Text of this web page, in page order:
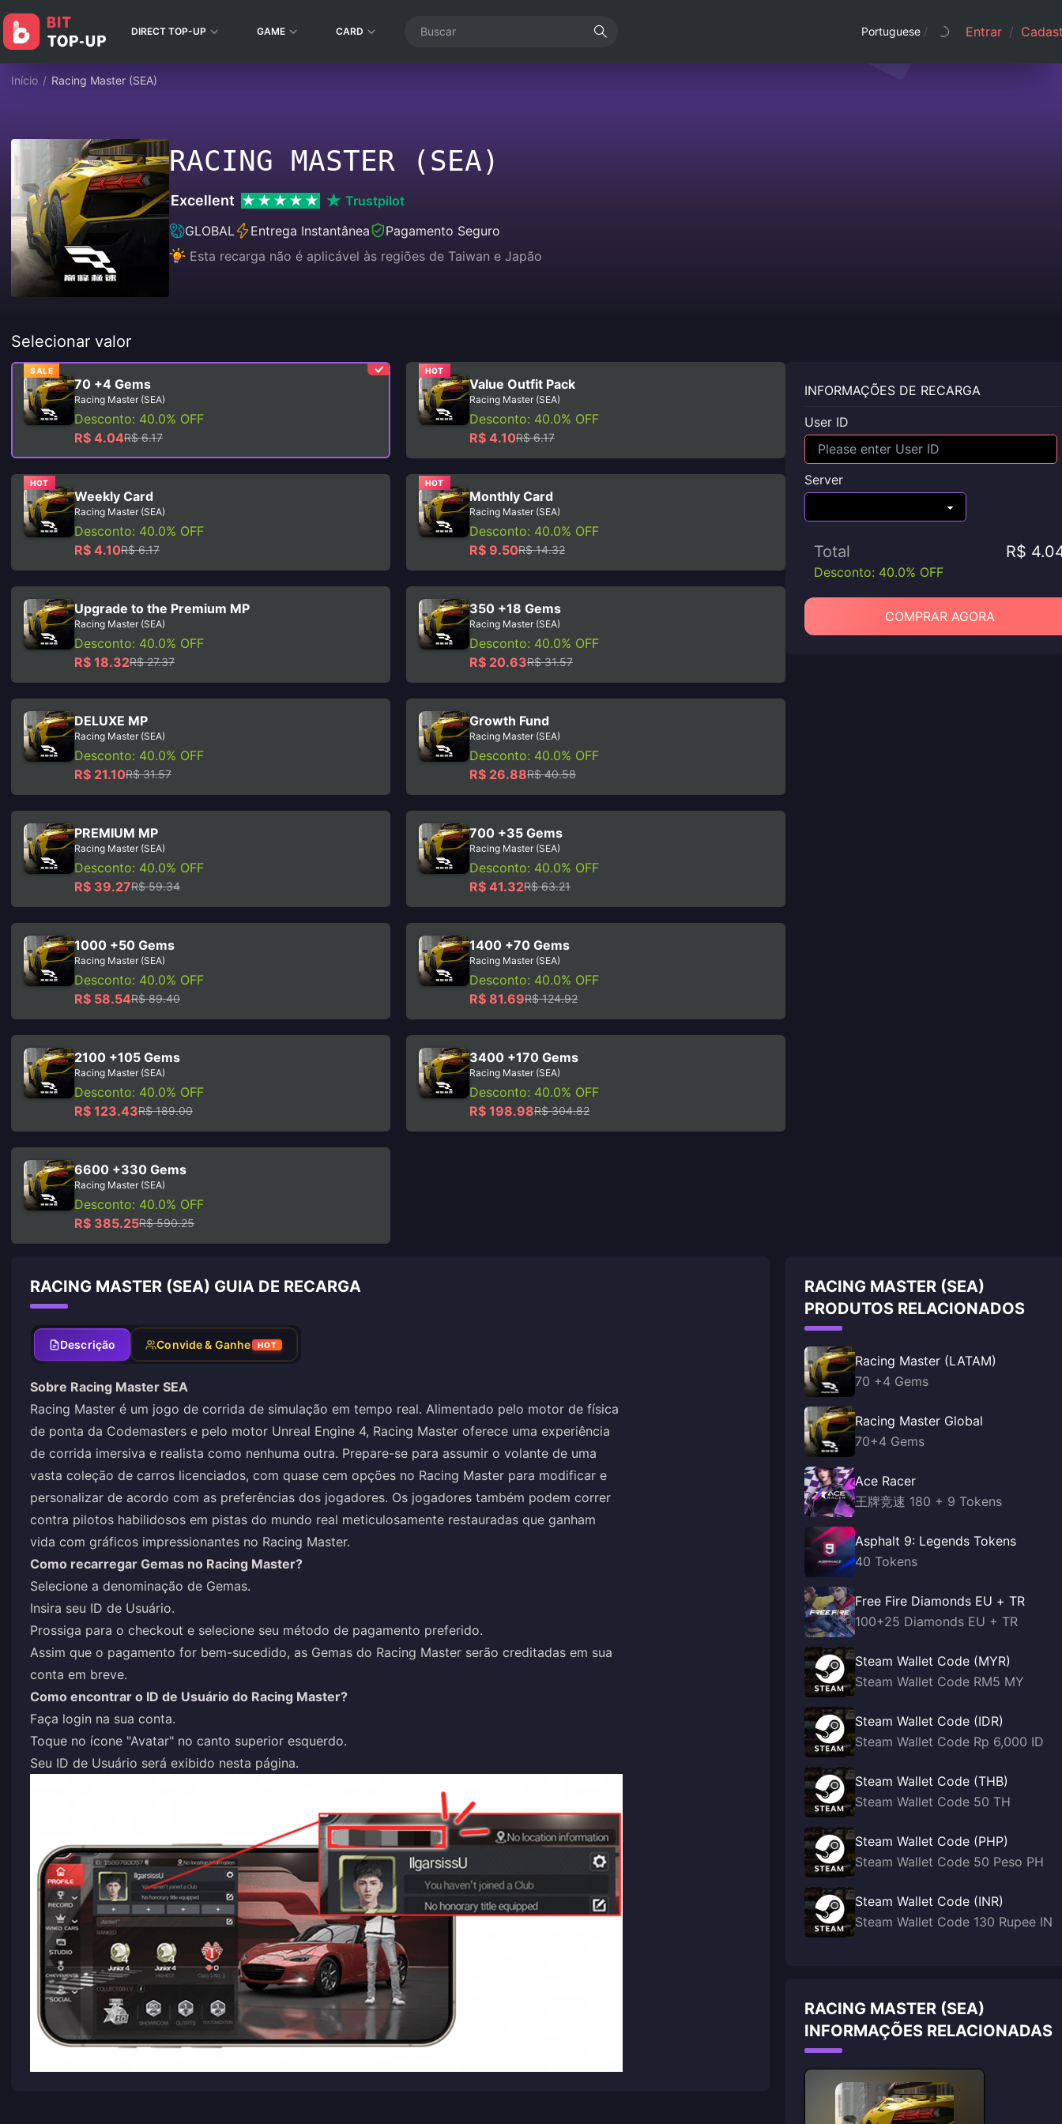
DIRECT TOP-UP GAME CARD Portuguese / Entrar /
Início / Racing Master (SEA)
RACING MASTER (SEA)
Excellent
Trustpilot
GLOBAL
Entrega Instantânea
Pagamento Seguro
Esta recarga não é aplicável às regiões de Taiwan e Japão
Selecionar valor
SALE
70 +4 Gems
Racing Master (SEA)
Desconto: 40.0% OFF
R$ 4.04R$ 6.17
HOT
Value Outfit Pack
Racing Master (SEA)
Desconto: 40.0% OFF
R$ 4.10R$ 6.17
HOT
Weekly Card
Racing Master (SEA)
Desconto: 40.0% OFF
R$ 4.10R$ 6.17
HOT
Monthly Card
Racing Master (SEA)
Desconto: 40.0% OFF
R$ 9.50R$ 14.32
Upgrade to the Premium MP
Racing Master (SEA)
Desconto: 40.0% OFF
R$ 18.32R$ 27.37
350 +18 Gems
Racing Master (SEA)
Desconto: 40.0% OFF
R$ 20.63R$ 31.57
DELUXE MP
Racing Master (SEA)
Desconto: 40.0% OFF
R$ 21.10R$ 31.57
Growth Fund
Racing Master (SEA)
Desconto: 40.0% OFF
R$ 26.88R$ 40.58
PREMIUM MP
Racing Master (SEA)
Desconto: 40.0% OFF
R$ 39.27R$ 59.34
700 +35 Gems
Racing Master (SEA)
Desconto: 40.0% OFF
R$ 41.32R$ 63.21
1000 +50 Gems
Racing Master (SEA)
Desconto: 40.0% OFF
R$ 58.54R$ 89.40
1400 +70 Gems
Racing Master (SEA)
Desconto: 40.0% OFF
R$ 81.69R$ 124.92
2100 +105 Gems
Racing Master (SEA)
Desconto: 40.0% OFF
R$ 123.43R$ 189.00
3400 +170 Gems
Racing Master (SEA)
Desconto: 40.0% OFF
R$ 198.98R$ 304.82
6600 +330 Gems
Racing Master (SEA)
Desconto: 40.0% OFF
R$ 385.25R$ 590.25
INFORMAÇÕES DE RECARGA
User ID
Server
Total R$
Desconto: 40.0% OFF
COMPRAR AGORA
RACING MASTER (SEA) GUIA DE RECARGA
Descrição Convide & Ganhe HOT
Sobre Racing Master SEA
Racing Master é um jogo de corrida de simulação em tempo real. Alimentado pelo motor de física
de ponta da Codemasters e pelo motor Unreal Engine 4, Racing Master oferece uma experiência
de corrida imersiva e realista como nenhuma outra. Prepare-se para assumir o volante de uma
vasta coleção de carros licenciados, com quase cem opções no Racing Master para modificar e
personalizar de acordo com as preferências dos jogadores. Os jogadores também podem correr
contra pilotos habilidosos em pistas do mundo real meticulosamente restauradas que ganham
vida com gráficos impressionantes no Racing Master.
Como recarregar Gemas no Racing Master?
Selecione a denominação de Gemas.
Insira seu ID de Usuário.
Prossiga para o checkout e selecione seu método de pagamento preferido.
Assim que o pagamento for bem-sucedido, as Gemas do Racing Master serão creditadas em sua
conta em breve.
Como encontrar o ID de Usuário do Racing Master?
Faça login na sua conta.
Toque no ícone "Avatar" no canto superior esquerdo.
Seu ID de Usuário será exibido nesta página.
RACING MASTER (SEA)
PRODUTOS RELACIONADOS
Racing Master (LATAM)
70 +4 Gems
Racing Master Global
70+4 Gems
Ace Racer
王牌竞速 180 + 9 Tokens
Asphalt 9: Legends Tokens
40 Tokens
Free Fire Diamonds EU + TR
100+25 Diamonds EU + TR
Steam Wallet Code (MYR)
Steam Wallet Code RM5 MY
Steam Wallet Code (IDR)
Steam Wallet Code Rp 6,000 ID
Steam Wallet Code (THB)
Steam Wallet Code 50 TH
Steam Wallet Code (PHP)
Steam Wallet Code 50 Peso PH
Steam Wallet Code (INR)
Steam Wallet Code 130 Rupee IN
RACING MASTER (SEA)
INFORMAÇÕES RELACIONADAS